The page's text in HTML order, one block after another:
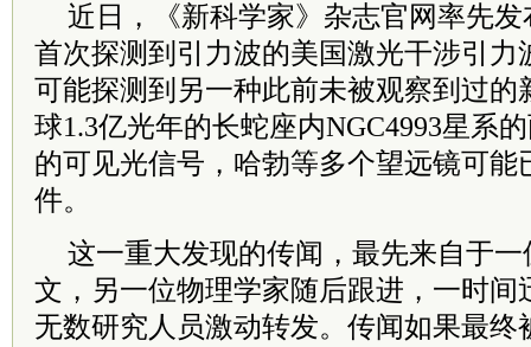
近日，《新科学家》杂志官网率先
首次探测到引力波的美国激光干涉引力
可能探测到另一种此前未被观察到过的
球1.3亿光年的长蛇座内NGC4993星系
的可见光信号，哈勃等多个望远镜可能
件。
这一重大发现的传闻，最先来自于
文，另一位物理学家随后跟进，一时间
无数研究人员激动转发。传闻如果最终